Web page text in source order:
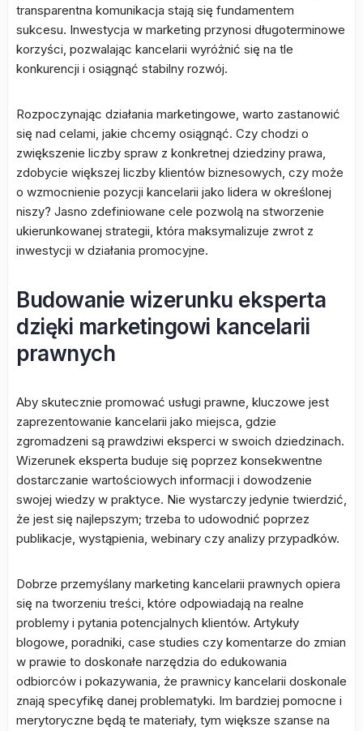
transparentna komunikacja stają się fundamentem
sukcesu. Inwestycja w marketing przynosi długoterminowe
korzyści, pozwalając kancelarii wyróżnić się na tle
konkurencji i osiągnąć stabilny rozwój.
Rozpoczynając działania marketingowe, warto zastanowić
się nad celami, jakie chcemy osiągnąć. Czy chodzi o
zwiększenie liczby spraw z konkretnej dziedziny prawa,
zdobycie większej liczby klientów biznesowych, czy może
o wzmocnienie pozycji kancelarii jako lidera w określonej
niszy? Jasno zdefiniowane cele pozwolą na stworzenie
ukierunkowanej strategii, która maksymalizuje zwrot z
inwestycji w działania promocyjne.
Budowanie wizerunku eksperta
dzięki marketingowi kancelarii
prawnych
Aby skutecznie promować usługi prawne, kluczowe jest
zaprezentowanie kancelarii jako miejsca, gdzie
zgromadzeni są prawdziwi eksperci w swoich dziedzinach.
Wizerunek eksperta buduje się poprzez konsekwentne
dostarczanie wartościowych informacji i dowodzenie
swojej wiedzy w praktyce. Nie wystarczy jedynie twierdzić,
że jest się najlepszym; trzeba to udowodnić poprzez
publikacje, wystąpienia, webinary czy analizy przypadków.
Dobrze przemyślany marketing kancelarii prawnych opiera
się na tworzeniu treści, które odpowiadają na realne
problemy i pytania potencjalnych klientów. Artykuły
blogowe, poradniki, case studies czy komentarze do zmian
w prawie to doskonałe narzędzia do edukowania
odbiorców i pokazywania, że prawnicy kancelarii doskonale
znają specyfikę danej problematyki. Im bardziej pomocne i
merytoryczne będą te materiały, tym większe szanse na